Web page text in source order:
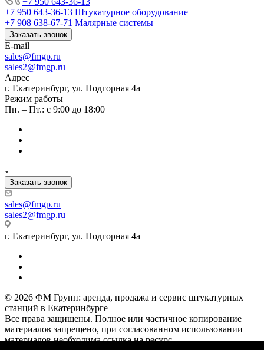
+7 950 643-36-13 Штукатурное оборудование
+7 908 638-67-71 Малярные системы
Заказать звонок
E-mail
sales@fmgp.ru
sales2@fmgp.ru
Адрес
г. Екатеринбург, ул. Подгорная 4а
Режим работы
Пн. – Пт.: с 9:00 до 18:00
Заказать звонок
sales@fmgp.ru
sales2@fmgp.ru
г. Екатеринбург, ул. Подгорная 4а
© 2026 ФМ Групп: аренда, продажа и сервис штукатурных
станций в Екатеринбурге
Все права защищены. Полное или частичное копирование
материалов запрещено, при согласованном использовании
материалов необходима ссылка на ресурс.